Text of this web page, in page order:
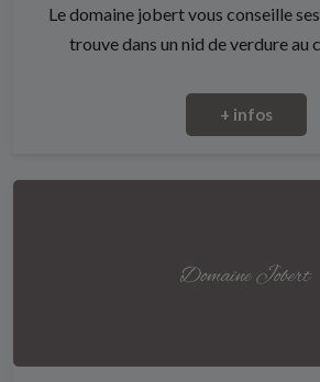
Le domaine jobert vous conseille
trouve dans un nid de verdure au
+ infos